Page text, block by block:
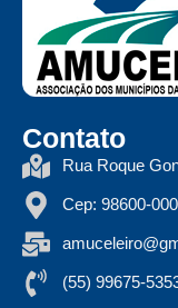
Contato
Rua Roque
Cep: 98600-000
(55) 99675-